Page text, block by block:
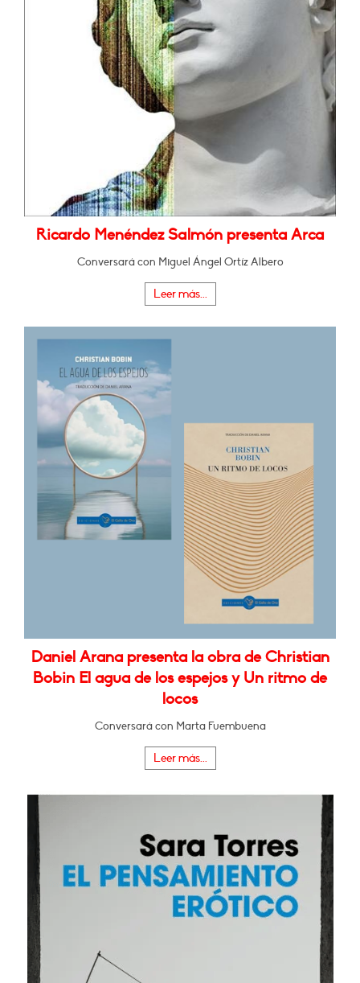
Ricardo Menéndez Salmón presenta Arca
Conversará con Miguel Ángel Ortíz Albero
Leer más...
Daniel Arana presenta la obra de Christian
Bobin El agua de los espejos y Un ritmo de
locos
Conversará con Marta Fuembuena
Leer más...